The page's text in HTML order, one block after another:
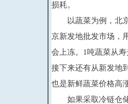
损耗。
以蔬菜为例，北京
京新发地批发市场，
会上冻。 1 吨蔬菜从
接下来还有从新发地
也是新鲜蔬菜价格高
如果采取冷链仓储